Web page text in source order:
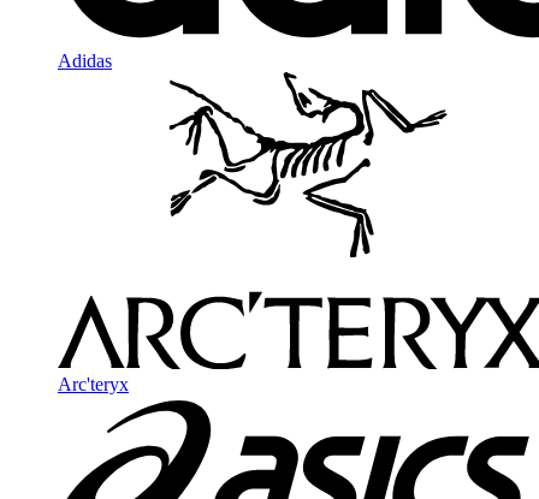
Adidas
Arc'teryx